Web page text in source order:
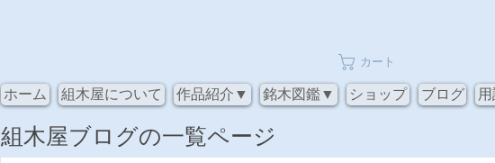
カート
ホーム 組木屋について 作品紹介▼ 銘木図鑑▼ ショップ ブログ
​組木屋ブログの一覧ページ